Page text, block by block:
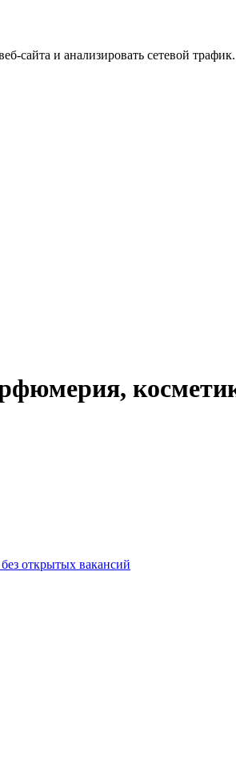
сайта и анализировать сетевой трафик.
открытых вакансий